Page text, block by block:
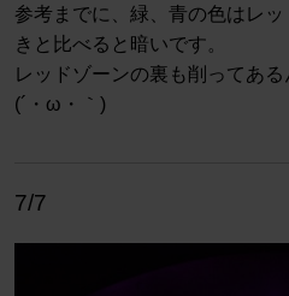
参考までに、緑、青の色はレ
きと比べると暗いです。
レッドゾーンの裏も削ってあ
(´・ω・｀)
7/7